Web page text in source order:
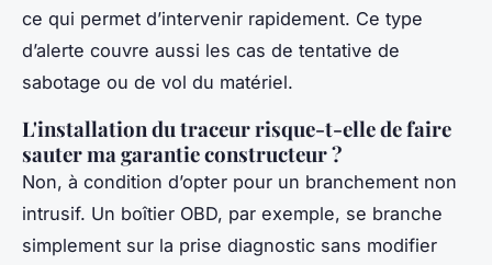
ce qui permet d’intervenir rapidement. Ce type
d’alerte couvre aussi les cas de tentative de
sabotage ou de vol du matériel.
L'installation du traceur risque-t-elle de faire
sauter ma garantie constructeur ?
Non, à condition d’opter pour un branchement non
intrusif. Un boîtier OBD, par exemple, se branche
simplement sur la prise diagnostic sans modifier